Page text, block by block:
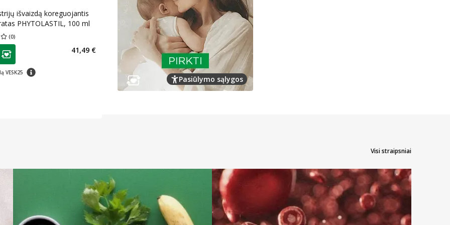
išvaizdą koreguojantis
PHYTOLASTIL, 100 ml
(0) 0.00
klubo narių nuolaida :
VESK25 patarimas
41,49 €
Pasiūlymo sąlygos
Visi straipsniai